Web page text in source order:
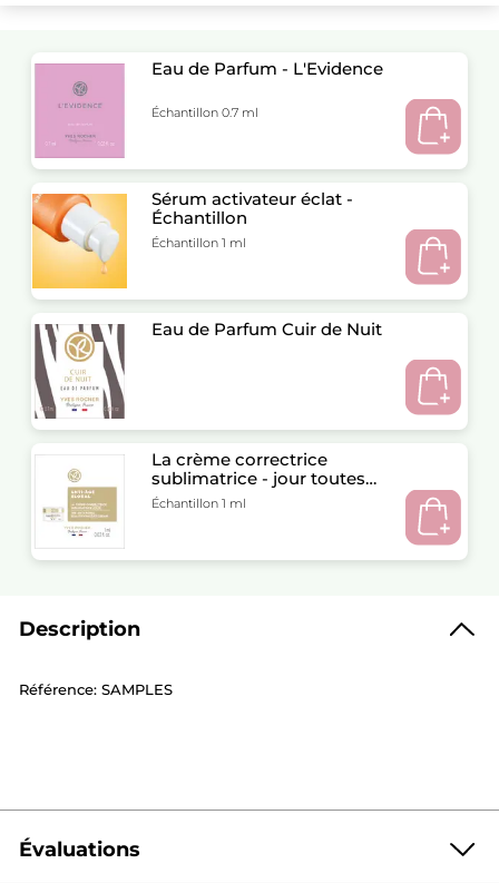
Eau de Parfum - L'Evidence
Échantillon 0.7 ml
Sérum activateur éclat -
Échantillon
Échantillon 1 ml
Eau de Parfum Cuir de Nuit
La crème correctrice
sublimatrice - jour toutes
peaux 1ML
Échantillon 1 ml
Description
Référence: SAMPLES
Évaluations